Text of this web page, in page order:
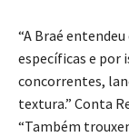
“A Braé
específicas e por
concorrentes,
textura.” Conta
“Também